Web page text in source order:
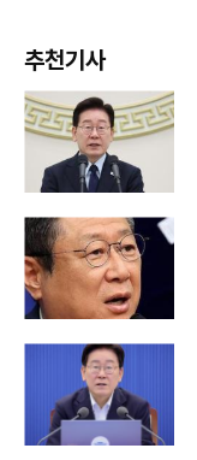
추천기사